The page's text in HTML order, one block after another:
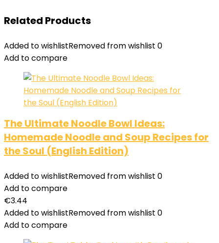
Related Products
Added to wishlistRemoved from wishlist 0
Add to compare
The Ultimate Noodle Bowl Ideas:
Homemade Noodle and Soup Recipes for
the Soul (English Edition)
Added to wishlistRemoved from wishlist 0
Add to compare
€3.44
Added to wishlistRemoved from wishlist 0
Add to compare